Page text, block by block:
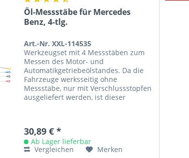
Öl-Messstäbe für Mercedes
Benz, 4-tlg.
Art.-Nr. XXL-114535
Werkzeugset mit 4 Messstäben zum
Messen des Motor- und
Automatikgetriebeölstandes. Da die
Fahrzeuge werksseitig ohne
Messstäbe, nur mit Verschlussstopfen
ausgeliefert werden, ist dieser
30,89 € *
Ab Lager lieferbar
Vergleichen
Merken